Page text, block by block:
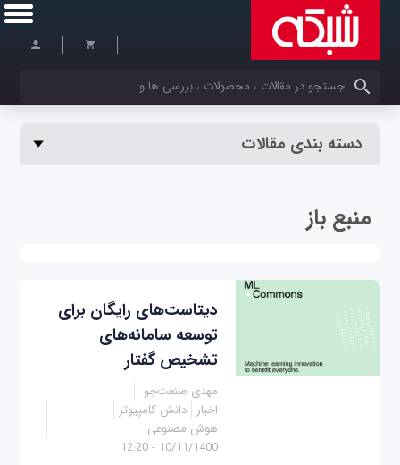
کلمات کلیدی خود را وارد کنید
دسته بندی مقالات
منبع باز
دیتاست‌های رایگان برای
توسعه سامانه‌های
تشخیص گفتار
مهدی صنعت‌جو
اخبار
دانش کامپیوتر
هوش مصنوعی
10/11/1400 - 12:20